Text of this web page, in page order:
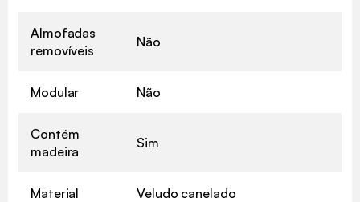
Almofadas
removíveis
Não
Modular Não
Contém
madeira
Sim
Material Veludo canelado